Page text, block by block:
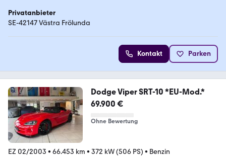
Privatanbieter
SE-42147 Västra Frölunda
Kontakt Parken
Dodge Viper SRT-10 *EU-Mod.*
69.900 €
Ohne Bewertung
EZ 02/2003 • 66.453 km • 372 kW (506 PS) • Benzin